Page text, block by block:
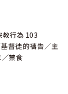
教行為 103
督徒的禱告／主
禁食